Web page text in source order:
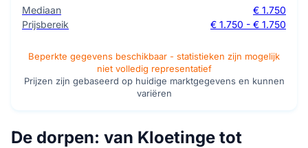
Mediaan
€ 1.750
Prijsbereik
€ 1.750 - € 1.750
Beperkte gegevens beschikbaar - statistieken zijn mogelijk
niet volledig representatief
Prijzen zijn gebaseerd op huidige marktgegevens en kunnen
variëren
De dorpen: van Kloetinge tot